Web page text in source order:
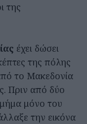
της
έχει δώσει
της πόλης
το Μακεδονία
Πριν από δύο
μόνο του
την εικόνα